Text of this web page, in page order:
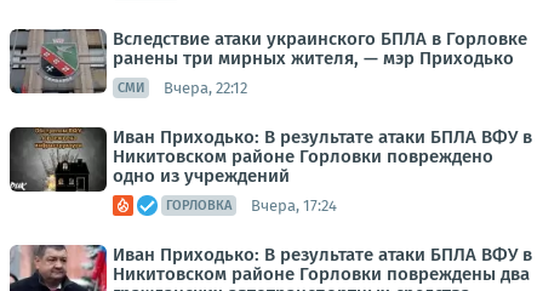
Вследствие атаки украинского БПЛА в Горловке
ранены три мирных жителя, — мэр Приходько
СМИ Вчера, 22:12
Иван Приходько: В результате атаки БПЛА ВФУ в
Никитовском районе Горловки повреждено
одно из учреждений
ГОРЛОВКА Вчера, 17:24
Иван Приходько: В результате атаки БПЛА ВФУ в
Никитовском районе Горловки повреждены два